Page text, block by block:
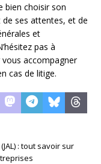
bien choisir son
ses attentes, et de
et
pas à
accompagner
cas de litige.
: tout savoir sur